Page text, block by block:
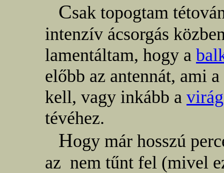
Csak topogtam
intenzív ácsorgás
lamentáltam, hogy a
előbb az antennát, ami a
kell, vagy inkább a
tévéhez.
Hogy már hosszú
az nem tűnt fel (mivel